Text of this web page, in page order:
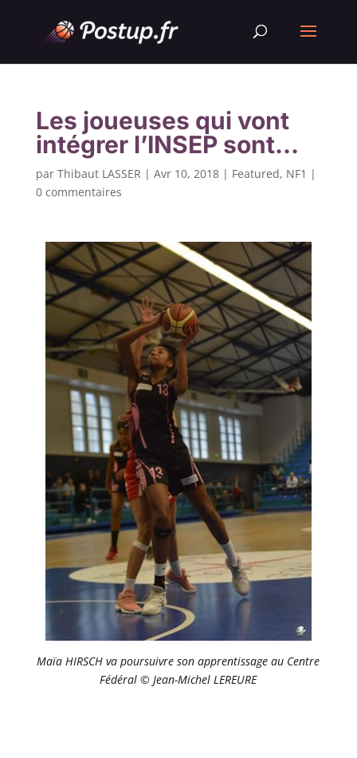
Les joueuses qui vont
intégrer l’INSEP sont…
par Thibaut LASSER | Avr 10, 2018| Featured, NF1 |
0 commentaires
Maïa HIRSCH va poursuivre son apprentissage au Centre
Fédéral © Jean-Michel LEREURE